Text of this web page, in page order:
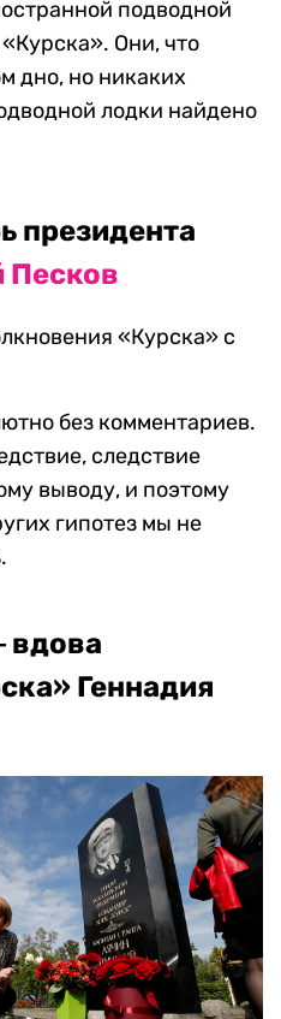
подводной
Они, что
дно, но никаких
лодки найдено
президента
Песков
«Курска» с
без комментариев.
следствие
выводу, и поэтому
гипотез мы не
вдова
Геннадия